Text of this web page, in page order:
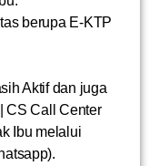
berupa E-KTP
Aktif dan juga
CS Call Center
Ibu melalui